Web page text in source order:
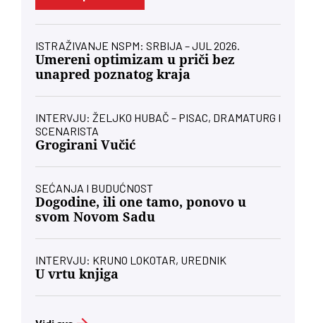
ISTRAŽIVANJE NSPM: SRBIJA – JUL 2026.
Umereni optimizam u priči bez
unapred poznatog kraja
INTERVJU: ŽELJKO HUBAČ – PISAC, DRAMATURG I
SCENARISTA
Grogirani Vučić
SEĆANJA I BUDUĆNOST
Dogodine, ili one tamo, ponovo u
svom Novom Sadu
INTERVJU: KRUNO LOKOTAR, UREDNIK
U vrtu knjiga